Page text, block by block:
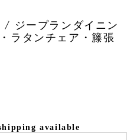
ジープランダイニン
ラタンチェア・籐張
available